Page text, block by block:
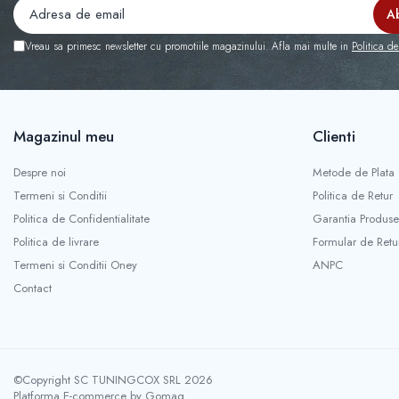
Capace r14 Mazda
Capace r14 Mitsubishi
Capace r14 Opel
Capace r14 Skoda
Capace r14 Volvo
Capace r15 Alfa Romeo
Capace r15 Audi
Capace r15 Dacia
Vreau sa primesc newsletter cu promotiile magazinului. Afla mai multe in Politica
Magazinul meu
Despre noi
Termeni si Conditii
Politica de Confidentialitate
Politica de livrare
Termeni si Conditii Oney
Contact
Clienti
Metode de Plata
Politica de Retur
Garantia
Formular de
ANPC
©Copyright SC TUNINGCOX SRL 2026